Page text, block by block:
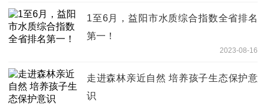
1至6月，益阳市水质综合指数全省排名
第一！
2023-08-16
走进森林亲近自然 培养孩子生态保护意
识